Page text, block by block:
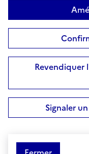
Revendiquer
Signaler